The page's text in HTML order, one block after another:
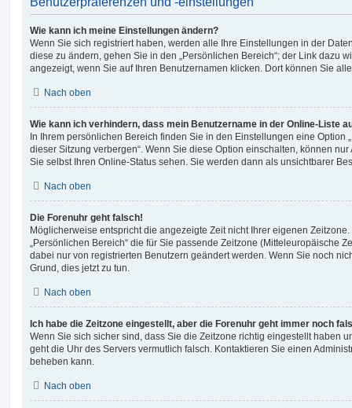
Wie kann ich meine Einstellungen ändern?
Wenn Sie sich registriert haben, werden alle Ihre Einstellungen in der
diese zu ändern, gehen Sie in den „Persönlichen Bereich“; der Link dazu
angezeigt, wenn Sie auf Ihren Benutzernamen klicken. Dort können Sie
Nach oben
Wie kann ich verhindern, dass mein Benutzername in der Online-Liste
In Ihrem persönlichen Bereich finden Sie in den Einstellungen eine Option
dieser Sitzung verbergen“. Wenn Sie diese Option einschalten, können
Sie selbst Ihren Online-Status sehen. Sie werden dann als unsichtbarer
Nach oben
Die Forenuhr geht falsch!
Möglicherweise entspricht die angezeigte Zeit nicht Ihrer eigenen
„Persönlichen Bereich“ die für Sie passende Zeitzone (Mitteleuropäische
dabei nur von registrierten Benutzern geändert werden. Wenn Sie noch
Grund, dies jetzt zu tun.
Nach oben
Ich habe die Zeitzone eingestellt, aber die Forenuhr geht immer noch
Wenn Sie sich sicher sind, dass Sie die Zeitzone richtig eingestellt haben
geht die Uhr des Servers vermutlich falsch. Kontaktieren Sie einen
beheben kann.
Nach oben